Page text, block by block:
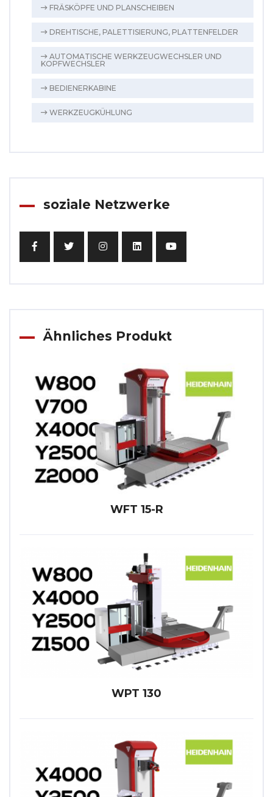
FRÄSKÖPFE UND PLANSCHEIBEN
DREHTISCHE, PALETTISIERUNG, PLATTENFELDER
AUTOMATISCHE WERKZEUGWECHSLER UND
KOPFWECHSLER
BEDIENERKABINE
WERKZEUGKÜHLUNG
soziale Netzwerke
Ähnliches Produkt
WFT 15-R
WPT 130